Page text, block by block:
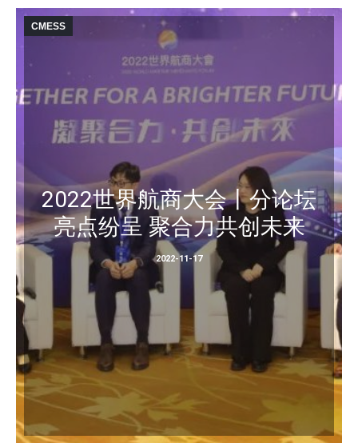
CMESS
2022世界航商大会丨分论坛
亮点纷呈 聚合力共创未来
2022-11-17